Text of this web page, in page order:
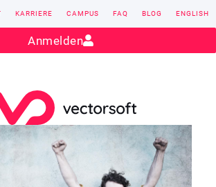
Kontakt:sales@vectorsoft.de
KARRIERE CAMPUS FAQ BLOG ENGLISH
Anmelden